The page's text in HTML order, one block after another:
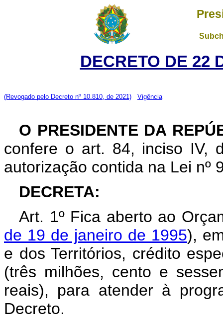
DECRETO DE 22
(Revogado pelo Decreto nº 10.810, de 2021) Vigência
O PRESIDENTE DA
confere o art. 84, inciso IV,
autorização contida na Lei nº
DECRETA:
Art. 1º Fica aberto ao
de 19 de janeiro de 1995),
e dos Territórios, crédito
(três milhões, cento e
reais), para atender à
Decreto.